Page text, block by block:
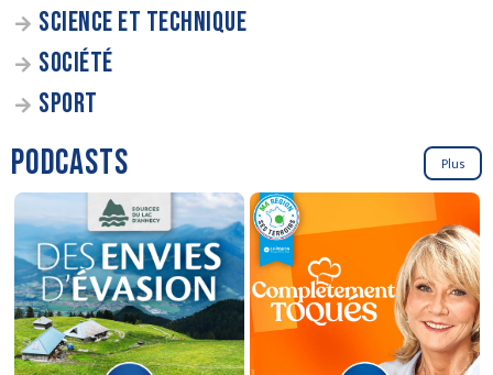
SCIENCE ET TECHNIQUE
SOCIÉTÉ
SPORT
PODCASTS Plus